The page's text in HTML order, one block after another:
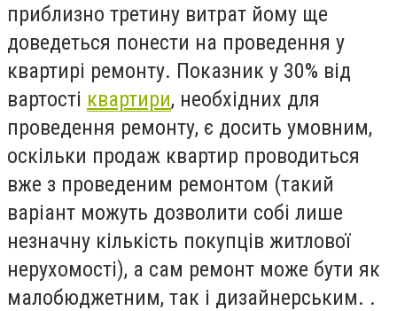
приблизно третину витрат йому ще
доведеться понести на проведення у
квартирі ремонту. Показник у 30% від
вартості квартири, необхідних для
проведення ремонту, є досить умовним,
оскільки продаж квартир проводиться
вже з проведеним ремонтом (такий
варіант можуть дозволити собі лише
незначну кількість покупців житлової
нерухомості), а сам ремонт може бути як
малобюджетним, так і дизайнерським. .